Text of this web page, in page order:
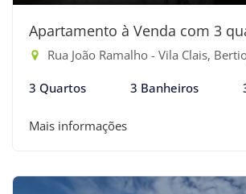
Apartamento à Venda com 3
Rua João Ramalho - Vila Clais,
3 Quartos 3 Banheiros
Mais informações